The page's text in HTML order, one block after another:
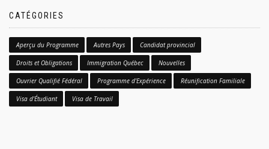
CATÉGORIES
Aperçu du Programme Autres Pays Candidat provincial
Droits et Obligations Immigration Québec Nouvelles
Ouvrier Qualifié Fédéral Programme d'Expérience Réunification Familiale
Visa d'Étudiant Visa de Travail